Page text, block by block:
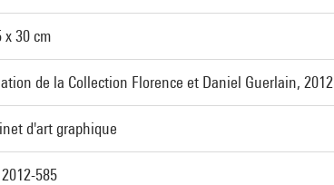
x 30 cm
de la Collection Florence et Daniel Guerlain, 2012
d'art graphique
585